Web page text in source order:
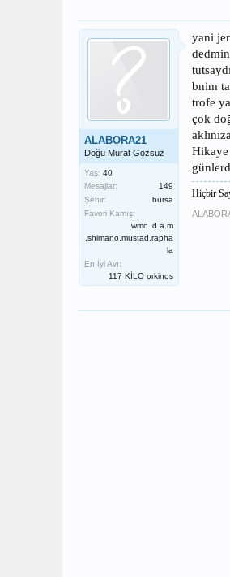
ALABORA21
Doğu Murat Gözsüz
Yaş: 40
Mesajlar:
149
Şehir:
bursa
Favori Kamış:
wmc ,d.a.m
,shimano,mustad,rapha
la
En İyi Avı:
117 KİLO orkinos
yani
bnim
trofe
çok
Hikaye
Hiçbir